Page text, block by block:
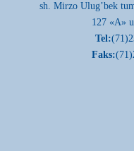
sh. Mirzo Ulug’bek
127 «A»
Tel:
Faks: